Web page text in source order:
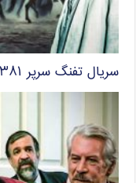
سریال تفنگ سرپر ۱۳۸۱